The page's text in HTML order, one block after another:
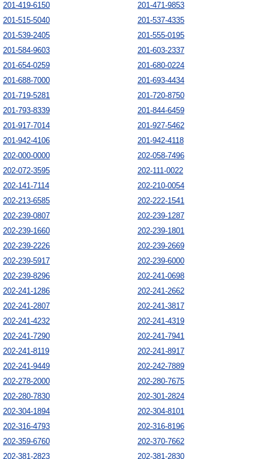
201-419-6150
201-471-9853
201-515-5040
201-537-4335
201-539-2405
201-555-0195
201-584-9603
201-603-2337
201-654-0259
201-680-0224
201-688-7000
201-693-4434
201-719-5281
201-720-8750
201-793-8339
201-844-6459
201-917-7014
201-927-5462
201-942-4106
201-942-4118
202-000-0000
202-058-7496
202-072-3595
202-111-0022
202-141-7114
202-210-0054
202-213-6585
202-222-1541
202-239-0807
202-239-1287
202-239-1660
202-239-1801
202-239-2226
202-239-2669
202-239-5917
202-239-6000
202-239-8296
202-241-0698
202-241-1286
202-241-2662
202-241-2807
202-241-3817
202-241-4232
202-241-4319
202-241-7290
202-241-7941
202-241-8119
202-241-8917
202-241-9449
202-242-7889
202-278-2000
202-280-7675
202-280-7830
202-301-2824
202-304-1894
202-304-8101
202-316-4793
202-316-8196
202-359-6760
202-370-7662
202-381-2823
202-381-2830